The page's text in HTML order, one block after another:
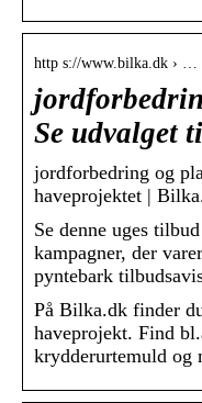
http s://www.bilka.dk › …
Se udvalget
jordforbedring og
haveprojektet |
Se denne uges
kampagner, der
pyntebark
På Bilka.dk finder
haveprojekt. Find
krydderurtemuld og